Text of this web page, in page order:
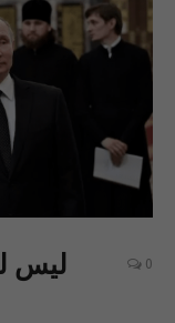
ليس
0